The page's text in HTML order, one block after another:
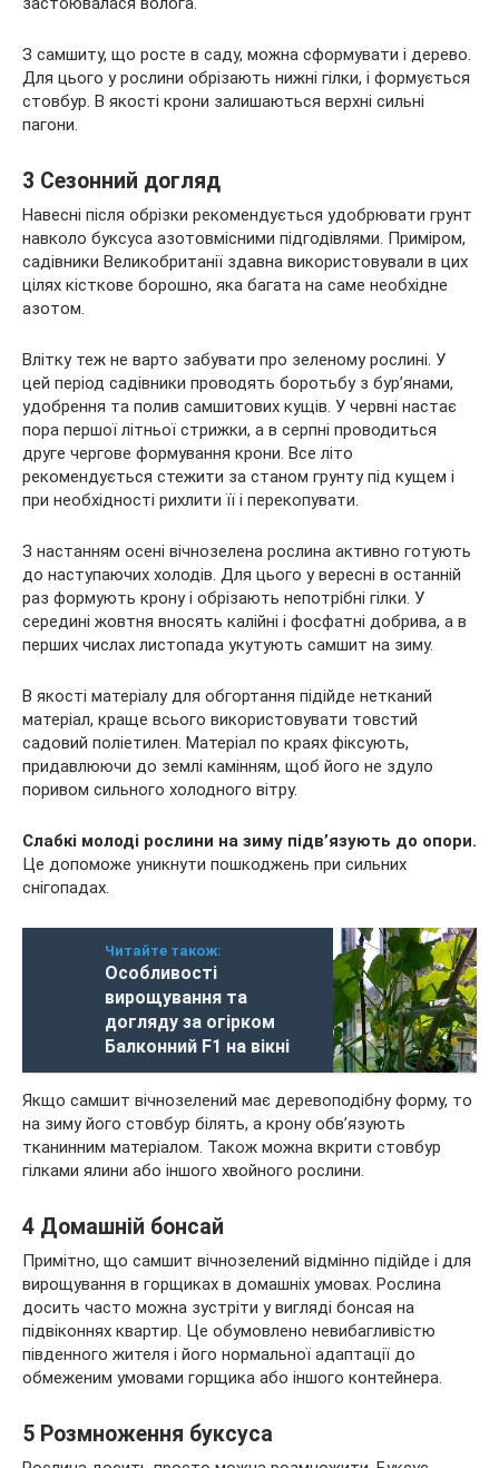
З самшиту, що росте в саду, можна сформувати і дерево.
Для цього у рослини обрізають нижні гілки, і формується
стовбур. В якості крони залишаються верхні сильні
пагони.
3 Сезонний догляд
Навесні після обрізки рекомендується удобрювати грунт
навколо буксуса азотовмісними підгодівлями. Приміром,
садівники Великобританії здавна використовували в цих
цілях кісткове борошно, яка багата на саме необхідне
азотом.
Влітку теж не варто забувати про зеленому рослині. У
цей період садівники проводять боротьбу з бур’янами,
удобрення та полив самшитових кущів. У червні настає
пора першої літньої стрижки, а в серпні проводиться
друге чергове формування крони. Все літо
рекомендується стежити за станом грунту під кущем і
при необхідності рихлити її і перекопувати.
З настанням осені вічнозелена рослина активно готують
до наступаючих холодів. Для цього у вересні в останній
раз формують крону і обрізають непотрібні гілки. У
середині жовтня вносять калійні і фосфатні добрива, а в
перших числах листопада укутують самшит на зиму.
В якості матеріалу для обгортання підійде нетканий
матеріал, краще всього використовувати товстий
садовий поліетилен. Матеріал по краях фіксують,
придавлюючи до землі камінням, щоб його не здуло
поривом сильного холодного вітру.
Слабкі молоді рослини на зиму підв’язують до опори.
Це допоможе уникнути пошкоджень при сильних
снігопадах.
Читайте також:
Особливості
вирощування та
догляду за огірком
Балконний F1 на вікні
Якщо самшит вічнозелений має деревоподібну форму, то
на зиму його стовбур білять, а крону обв’язують
тканинним матеріалом. Також можна вкрити стовбур
гілками ялини або іншого хвойного рослини.
4 Домашній бонсай
Примітно, що самшит вічнозелений відмінно підійде і для
вирощування в горщиках в домашніх умовах. Рослина
досить часто можна зустріти у вигляді бонсая на
підвіконнях квартир. Це обумовлено невибагливістю
південного жителя і його нормальної адаптації до
обмеженим умовами горщика або іншого контейнера.
5 Розмноження буксуса